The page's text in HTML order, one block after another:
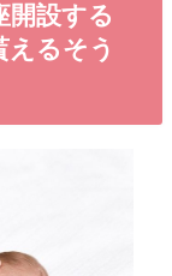
開設する
えるそう